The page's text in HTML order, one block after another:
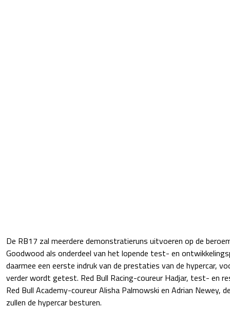
De RB17 zal meerdere demonstratieruns uitvoeren op de
Goodwood als onderdeel van het lopende test- en
daarmee een eerste indruk van de prestaties van de hypercar,
verder wordt getest. Red Bull Racing-coureur Hadjar, test- en
Red Bull Academy-coureur Alisha Palmowski en Adrian Newey,
zullen de hypercar besturen.